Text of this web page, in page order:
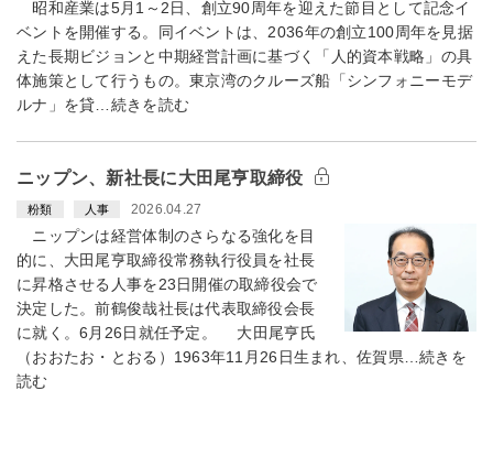
昭和産業は5月1～2日、創立90周年を迎えた節目として記念イ
ベントを開催する。同イベントは、2036年の創立100周年を見据
えた長期ビジョンと中期経営計画に基づく「人的資本戦略」の具
体施策として行うもの。東京湾のクルーズ船「シンフォニーモデ
ルナ」を貸…続きを読む
ニップン、新社長に大田尾亨取締役
粉類 人事 2026.04.27
ニップンは経営体制のさらなる強化を目
的に、大田尾亨取締役常務執行役員を社長
に昇格させる人事を23日開催の取締役会で
決定した。前鶴俊哉社長は代表取締役会長
に就く。6月26日就任予定。 大田尾亨氏
（おおたお・とおる）1963年11月26日生まれ、佐賀県…続きを
読む